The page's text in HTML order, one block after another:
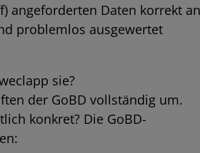
angeforderten Daten korrekt an
problemlos ausgewertet
sie?
der GoBD vollständig um.
konkret? Die GoBD-